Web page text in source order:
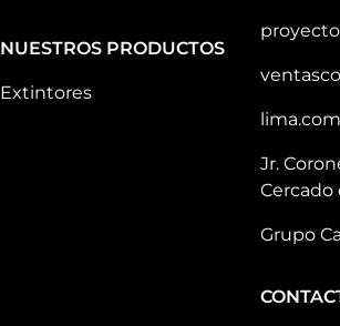
NUESTROS PRODUCTOS
Extintores
lima.com
Jr.
Cercado
Grupo